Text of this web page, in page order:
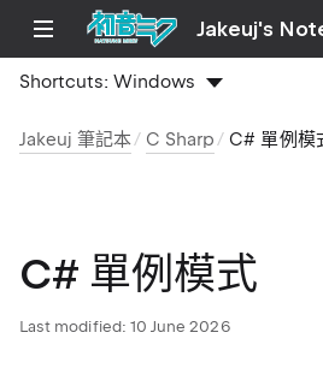
Jakeuj's
Shortcuts:Windows
Jakeuj 筆記本 C Sharp C# 單例模
C# 單例模式
Last modified: 10 June 2026